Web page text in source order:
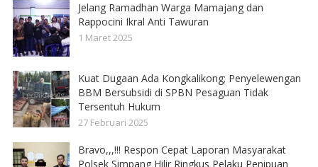
Jelang Ramadhan Warga Mamajang dan
Rappocini Ikral Anti Tawuran
1 Maret 2025
Kuat Dugaan Ada Kongkalikong; Penyelewengan
BBM Bersubsidi di SPBN Pesaguan Tidak
Tersentuh Hukum
27 Februari 2025
Bravo,,,!!! Respon Cepat Laporan Masyarakat
Polsek Simpang Hilir Ringkus Pelaku Penipuan